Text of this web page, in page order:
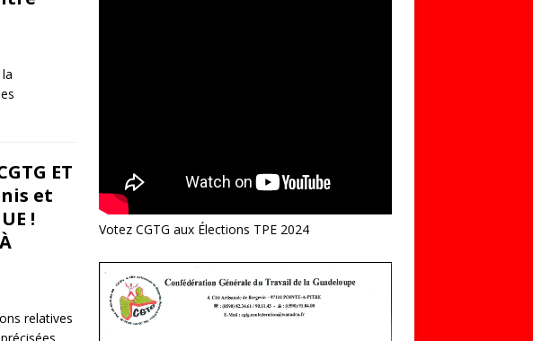
ET
et
!
relatives
Votez CGTG aux Élections TPE 2024